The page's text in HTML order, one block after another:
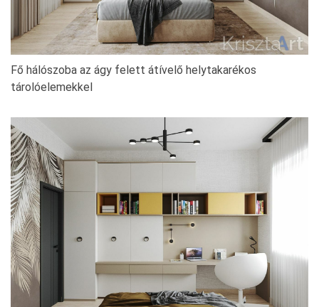
Fő hálószoba az ágy felett átívelő helytakarékos
tárolóelemekkel